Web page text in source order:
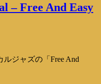
– Free And Easy
ジャズの「Free And